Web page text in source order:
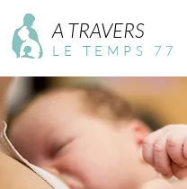
LE TEMPS 77
A TRAVERS